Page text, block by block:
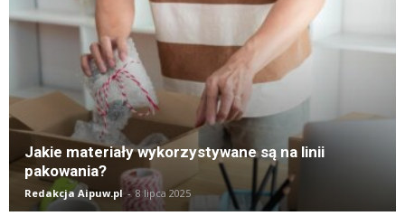
Jakie materiały wykorzystywane są na linii
pakowania?
Redakcja Aipuw.pl - 8 lipca 2025